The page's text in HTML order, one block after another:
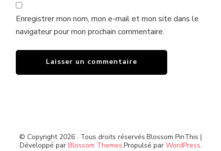
Enregistrer mon nom, mon e-mail et mon site dans le
navigateur pour mon prochain commentaire.
© Copyright 2026 . Tous droits réservés.Blossom PinThis |
Développé par Blossom Themes.Propulsé par WordPress.